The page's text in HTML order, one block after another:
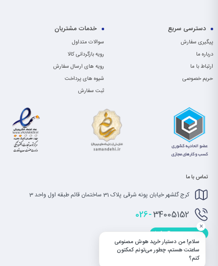
دسترسی سریع
پیگیری سفارش
درباره ما
ارتباط با ما
حریم خصوصی
خدمات مشتریان
سوالات متداول
رویه بازگردانی کالا
رویه های ارسال سفارش
شیوه های پرداخت
ثبت سفارش
تماس با ما
کرج گلشهر خیابان پونه شرقی پلاک 31 ساختمان قائم طبقه اول واحد 3
026-34005152
info@saatet.com
سلام! من دستیار خرید هوش مصنوعی
ساعتت هستم، چطور می‌تونم کمکتون
کنم؟
×